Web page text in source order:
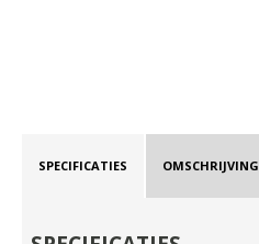
SPECIFICATIES OMSCHRIJVING